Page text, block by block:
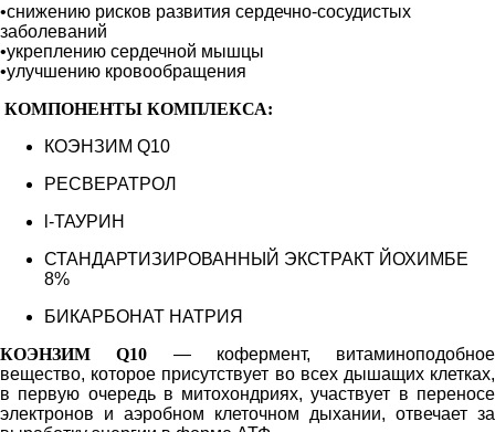
•снижению рисков развития сердечно-сосудистых
заболеваний
•укреплению сердечной мышцы
•улучшению кровообращения
КОМПОНЕНТЫ КОМПЛЕКСА:
КОЭНЗИМ Q10
РЕСВЕРАТРОЛ
l-ТАУРИН
СТАНДАРТИЗИРОВАННЫЙ ЭКСТРАКТ ЙОХИМБЕ
8%
БИКАРБОНАТ НАТРИЯ
КОЭНЗИМ Q10 — кофермент, витаминоподобное
вещество, которое присутствует во всех дышащих клетках,
в первую очередь в митохондриях, участвует в переносе
электронов и аэробном клеточном дыхании, отвечает за